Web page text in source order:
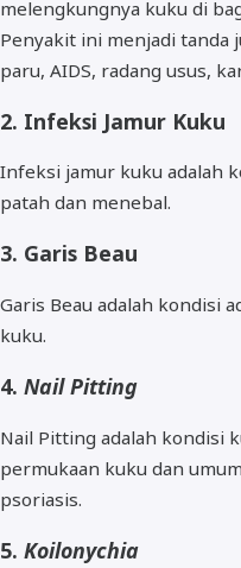
melengkungnya kuku di
Penyakit ini menjadi tanda
paru, AIDS, radang usus,
2. Infeksi Jamur Kuku
Infeksi jamur kuku adalah
patah dan menebal.
3. Garis Beau
Garis Beau adalah kondisi
kuku.
4. Nail Pitting
Nail Pitting adalah kondisi
permukaan kuku dan
psoriasis.
5. Koilonychia